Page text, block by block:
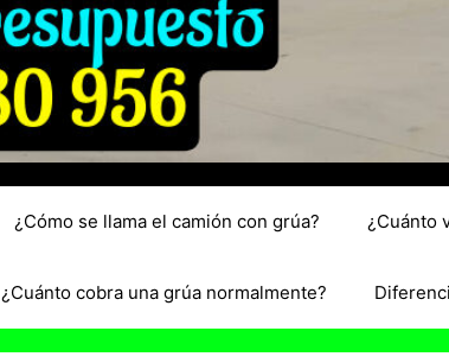
¿Cómo se llama el camión con grúa? ¿Cuánto
¿Cuánto cobra una grúa normalmente?